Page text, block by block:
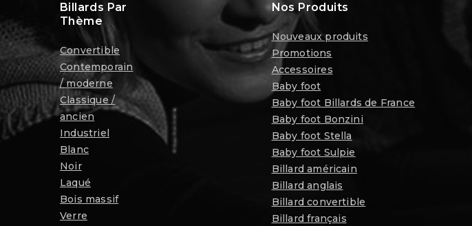
Billards Par
Thème
Convertible
Contemporain
/ moderne
Classique /
ancien
Industriel
Blanc
Noir
Laqué
Bois massif
Verre
Nos Produits
Nouveaux produits
Promotions
Accessoires
Baby foot
Baby foot Billards de France
Baby foot Bonzini
Baby foot Stella
Baby foot Sulpie
Billard américain
Billard anglais
Billard convertible
Billard français